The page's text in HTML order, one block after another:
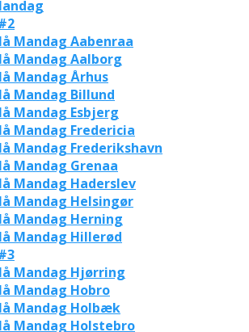
Mandag Aabenraa
Mandag Aalborg
Mandag Århus
Mandag Billund
Mandag Esbjerg
Mandag Fredericia
Mandag Frederikshavn
Mandag Grenaa
Mandag Haderslev
Mandag Helsingør
Mandag Herning
Mandag Hillerød
Mandag Hjørring
Mandag Hobro
Mandag Holbæk
Mandag Holstebro